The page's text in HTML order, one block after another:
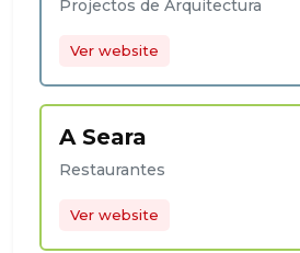
Projectos de Arquitectura
Ver website
A Seara
Restaurantes
Ver website